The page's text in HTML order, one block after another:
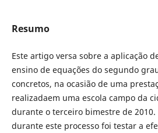
Resumo
Este artigo versa sobre a aplicação
ensino de equações do segundo
concretos, na ocasião de uma
realizadaem uma escola campo da
durante o terceiro bimestre de 2010.
durante este processo foi testar a